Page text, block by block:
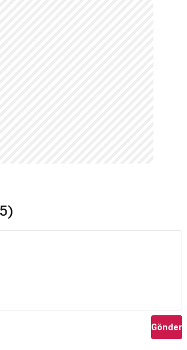
Gönder